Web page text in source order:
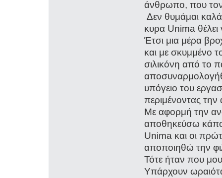
άνθρωπο, που τον
Δεν θυμάμαι
κυρα Unima
Έτσι μια μέρα
και με σκυμμένο
σιλικόνη από το
υπόγειο του
περιμένοντας
Με αφορμή την
αποθηκεύσω
Unima και οι
αποποιηθώ την
Τότε ήταν που
Υπάρχουν